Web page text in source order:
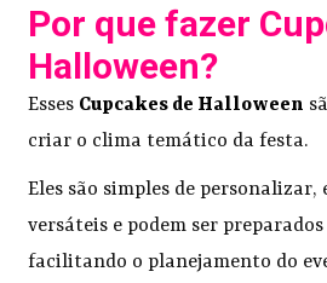
Por que fazer
Halloween?
Esses Cupcakes de Halloween
criar o clima temático da festa.
Eles são simples de
versáteis e podem ser
facilitando o planejamento do